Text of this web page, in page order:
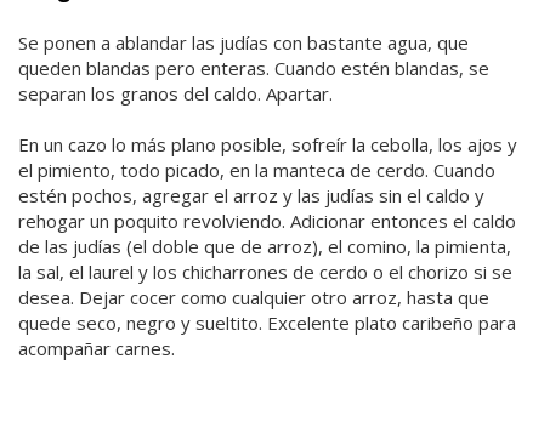
Se ponen a ablandar las judías con bastante agua, que
queden blandas pero enteras. Cuando estén blandas, se
separan los granos del caldo. Apartar.
En un cazo lo más plano posible, sofreír la cebolla, los ajos y
el pimiento, todo picado, en la manteca de cerdo. Cuando
estén pochos, agregar el arroz y las judías sin el caldo y
rehogar un poquito revolviendo. Adicionar entonces el caldo
de las judías (el doble que de arroz), el comino, la pimienta,
la sal, el laurel y los chicharrones de cerdo o el chorizo si se
desea. Dejar cocer como cualquier otro arroz, hasta que
quede seco, negro y sueltito. Excelente plato caribeño para
acompañar carnes.